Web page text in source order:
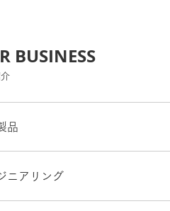
BUSINESS
品
ニアリング